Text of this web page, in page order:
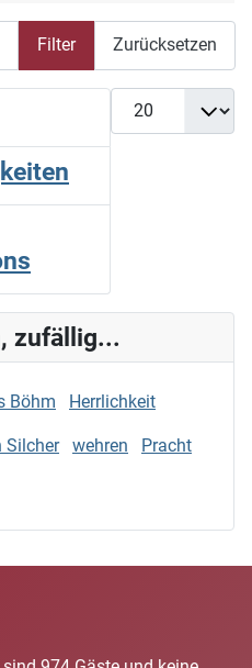
Filter Zurücksetzen
Anzeige #
zufällig...
Böhm Herrlichkeit
Silcher wehren Pracht